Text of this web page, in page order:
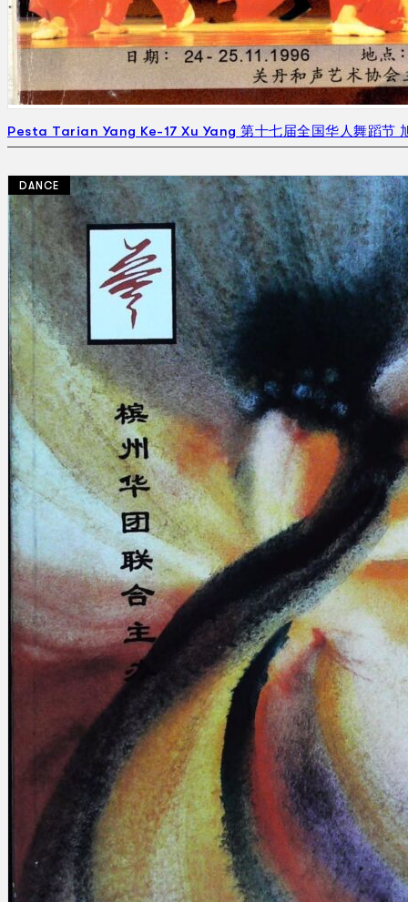
Pesta Tarian Yang Ke-17 Xu Yang 第十七届全国华人舞蹈节
DANCE